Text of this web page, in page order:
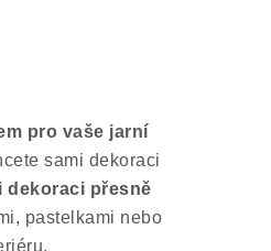
pro vaše jarní
sami dekoraci
dekoraci přesně
pastelkami nebo